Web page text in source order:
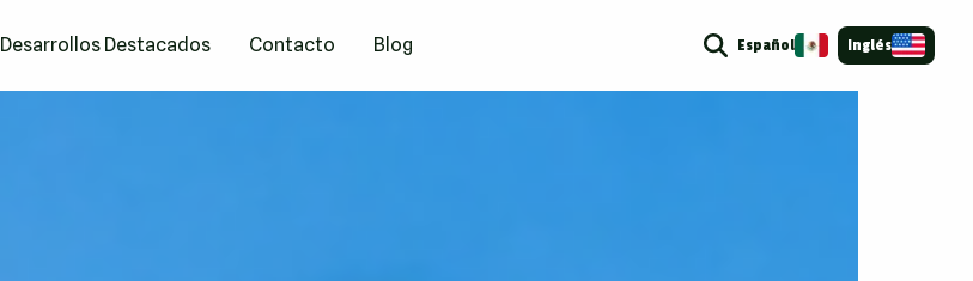
Desarrollos Destacados Contacto Blog Español Inglés